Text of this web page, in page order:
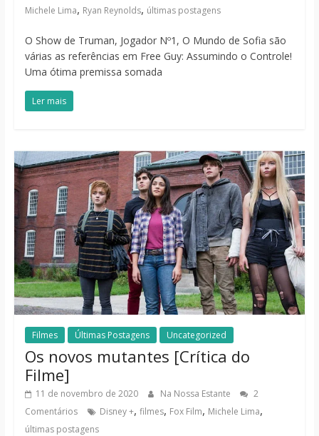
Michele Lima, Ryan Reynolds, últimas postagens
O Show de Truman, Jogador Nº1, O Mundo de Sofia são
várias as referências em Free Guy: Assumindo o Controle!
Uma ótima premissa somada
Ler mais
Filmes Últimas Postagens Uncategorized
Os novos mutantes [Crítica do
Filme]
11 de novembro de 2020 Na Nossa Estante
2
Comentários
Disney +, filmes, Fox Film, Michele Lima,
últimas postagens